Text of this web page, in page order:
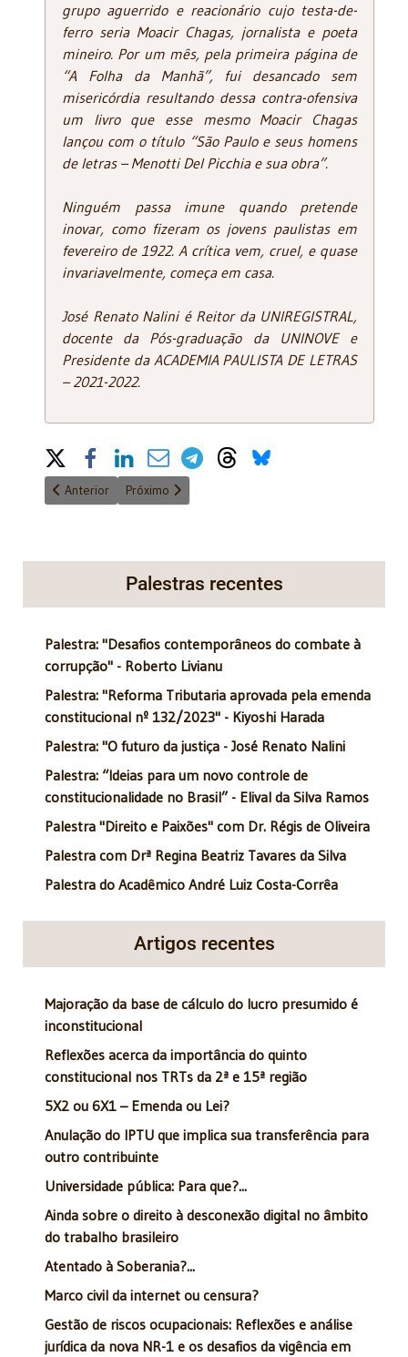
grupo aguerrido e reacionário cujo testa-de-
ferro seria Moacir Chagas, jornalista e poeta
mineiro. Por um mês, pela primeira página de
“A Folha da Manhã”, fui desancado sem
misericórdia resultando dessa contra-ofensiva
um livro que esse mesmo Moacir Chagas
lançou com o título “São Paulo e seus homens
de letras – Menotti Del Picchia e sua obra”.
Ninguém passa imune quando pretende
inovar, como fizeram os jovens paulistas em
fevereiro de 1922. A crítica vem, cruel, e quase
invariavelmente, começa em casa.
José Renato Nalini é Reitor da UNIREGISTRAL,
docente da Pós-graduação da UNINOVE e
Presidente da ACADEMIA PAULISTA DE LETRAS
– 2021-2022.
Share on Social Media
Artigo anterior: O CINEMA, A IMPRENSA E A VERDADE HISTÓRICA
Anterior Próximo artigo: Palavras machucam
Próximo
Palestras recentes
Palestra: "Desafios contemporâneos do combate à
corrupção" - Roberto Livianu
Palestra: "Reforma Tributaria aprovada pela emenda
constitucional nº 132/2023" - Kiyoshi Harada
Palestra: "O futuro da justiça - José Renato Nalini
Palestra: “Ideias para um novo controle de
constitucionalidade no Brasil” - Elival da Silva Ramos
Palestra "Direito e Paixões" com Dr. Régis de Oliveira
Palestra com Drª Regina Beatriz Tavares da Silva
Palestra do Acadêmico André Luiz Costa-Corrêa
Artigos recentes
Majoração da base de cálculo do lucro presumido é
inconstitucional
Reflexões acerca da importância do quinto
constitucional nos TRTs da 2ª e 15ª região
5X2 ou 6X1 – Emenda ou Lei?
Anulação do IPTU que implica sua transferência para
outro contribuinte
Universidade pública: Para que?...
Ainda sobre o direito à desconexão digital no âmbito
do trabalho brasileiro
Atentado à Soberania?...
Marco civil da internet ou censura?
Gestão de riscos ocupacionais: Reflexões e análise
jurídica da nova NR-1 e os desafios da vigência em